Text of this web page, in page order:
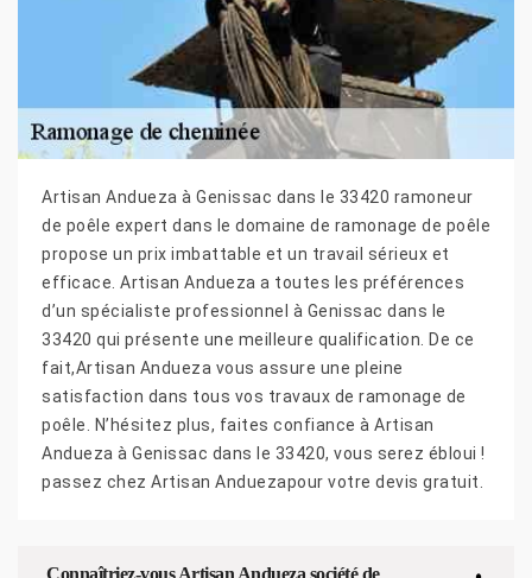
Artisan Andueza à Genissac dans le 33420 ramoneur
de poêle expert dans le domaine de ramonage de poêle
propose un prix imbattable et un travail sérieux et
efficace. Artisan Andueza a toutes les préférences
d’un spécialiste professionnel à Genissac dans le
33420 qui présente une meilleure qualification. De ce
fait,Artisan Andueza vous assure une pleine
satisfaction dans tous vos travaux de ramonage de
poêle. N’hésitez plus, faites confiance à Artisan
Andueza à Genissac dans le 33420, vous serez ébloui !
passez chez Artisan Anduezapour votre devis gratuit.
Connaîtriez-vous Artisan Andueza société de